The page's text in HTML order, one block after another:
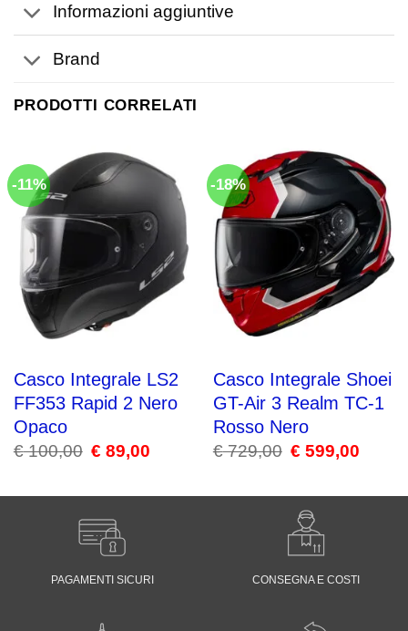
Informazioni aggiuntive
Brand
PRODOTTI CORRELATI
-11%
Casco Integrale LS2
FF353 Rapid 2 Nero
Opaco
€100,00 Il
prezzo
€ 100,00.
€ 89,00
€ 89,00.
-18%
Casco Integrale Shoei
GT-Air 3 Realm TC-1
Rosso Nero
€729,00 Il
prezzo
€ 729,00.
€ 599,00
€
PAGAMENTI SICURI CONSEGNA E COSTI